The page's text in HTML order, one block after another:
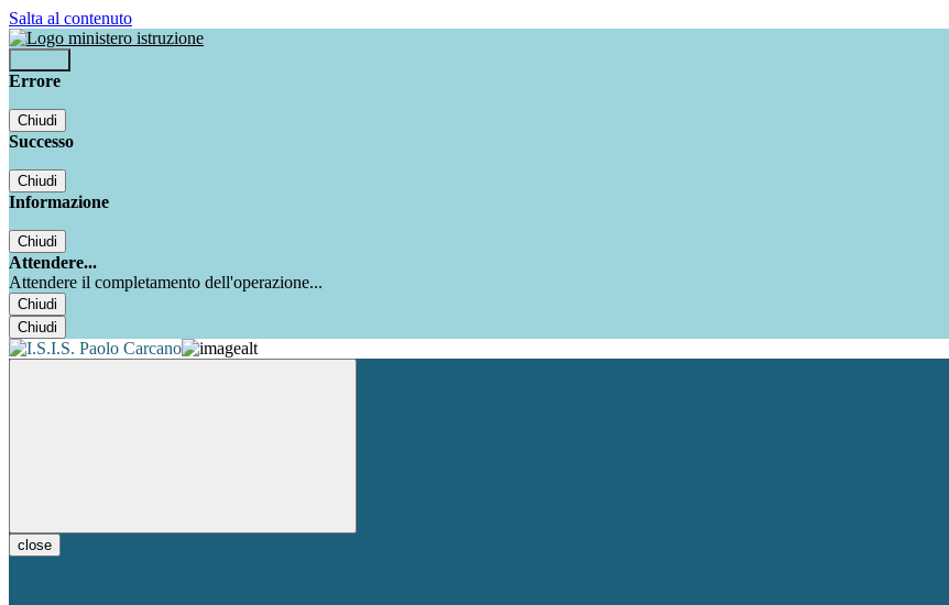
Salta al contenuto
Errore
Chiudi
Successo
Chiudi
Informazione
Chiudi
Attendere...
Attendere il completamento dell'operazione...
Chiudi
Chiudi
close